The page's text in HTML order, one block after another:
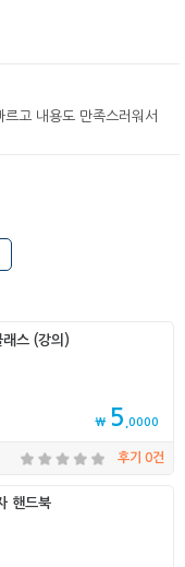
고 내용도 만족스러워서
스 (강의)
₩ 5 ,0000
후기 0건
핸드북